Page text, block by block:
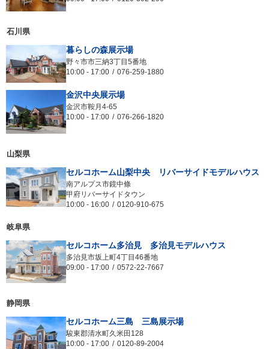
石川県
暮らしの森展示場
野々市市三納3丁目5番地
10:00 - 17:00 076-259-1880
金沢中央展示場
金沢市鞍月4-65
10:00 - 17:00 076-266-1820
山梨県
セルコホーム山梨中央 リバーサイドモデルハウス
南アルプス市鏡中條
甲府リバーサイドタウン
10:00 - 16:00 0120-910-675
岐阜県
セルコホーム多治見 多治見モデルハウス
多治見市坂上町4丁目46番地
09:00 - 17:00 0572-22-7667
静岡県
セルコホーム三島 三島展示場
駿東郡清水町久米田128
10:00 - 17:00 0120-89-2004